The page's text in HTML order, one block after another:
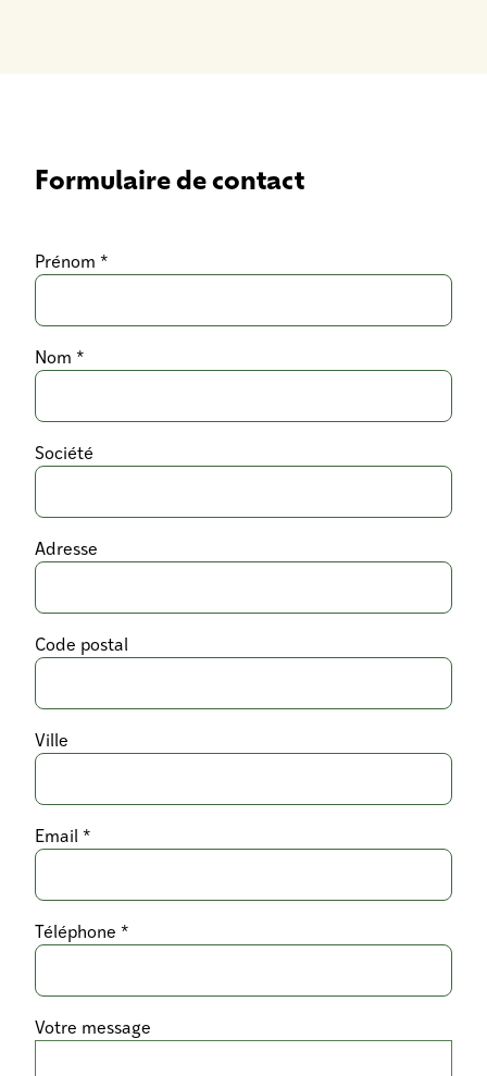
Formulaire de contact
Prénom *
Nom *
Société
Adresse
Code postal
Ville
Email *
Téléphone *
Votre message